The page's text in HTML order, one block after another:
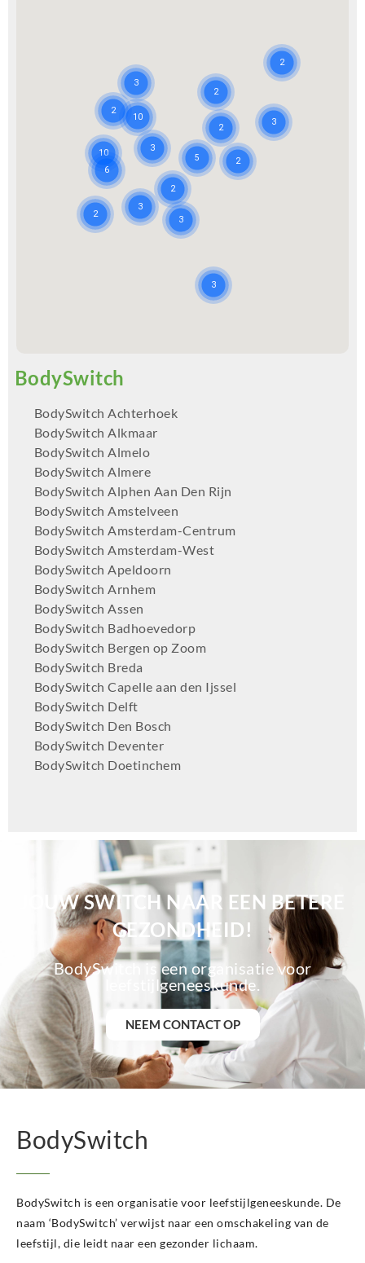
BodySwitch Achterhoek
BodySwitch Alkmaar
BodySwitch Almelo
BodySwitch Almere
BodySwitch Alphen Aan Den Rijn
BodySwitch Amstelveen
BodySwitch Amsterdam-Centrum
BodySwitch Amsterdam-West
BodySwitch Apeldoorn
BodySwitch Arnhem
BodySwitch Assen
BodySwitch Badhoevedorp
BodySwitch Bergen op Zoom
BodySwitch Breda
BodySwitch Capelle aan den Ijssel
BodySwitch Delft
BodySwitch Den Bosch
BodySwitch Deventer
BodySwitch Doetinchem
BodySwitch Emmen
BodySwitch Enschede
BodySwitch Gilze-Rijen
BodySwitch Goeree-Overflakkee
BodySwitch Gouda
BodySwitch Groningen-Centrum
BodySwitch Haaglanden-Oost
BodySwitch Haarlem
BodySwitch Heemskerk
BodySwitch Heerlen
BodySwitch Helmond
BodySwitch Hengelo OV
BodySwitch Het Gooi
BodySwitch Hoofddorp
BodySwitch Hoorn
BodySwitch Kampen
BodySwitch Kerkrade
BodySwitch Krimpenerwaard
BodySwitch Leiden
JOUW SWITCH NAAR EEN BETERE
GEZONDHEID!
BodySwitch is een organisatie voor
leefstijlgeneeskunde.
NEEM CONTACT OP
BodySwitch
BodySwitch is een organisatie voor leefstijlgeneeskunde. De
naam ‘BodySwitch’ verwijst naar een omschakeling van de
leefstijl, die leidt naar een gezonder lichaam.